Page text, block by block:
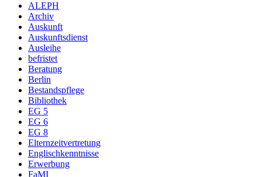
ALEPH
Archiv
Auskunft
Auskunftsdienst
Ausleihe
befristet
Beratung
Berlin
Bestandspflege
Bibliothek
EG 5
EG 6
EG 8
Elternzeitvertretung
Englischkenntnisse
Erwerbung
FaMI